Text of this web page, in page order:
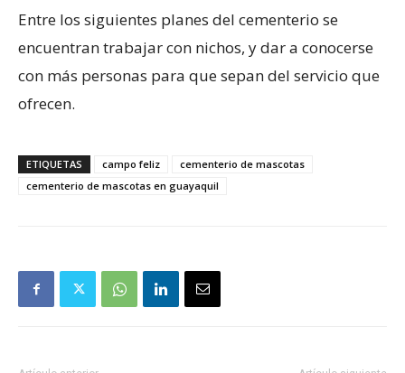
Entre los siguientes planes del cementerio se
encuentran trabajar con nichos, y dar a conocerse
con más personas para que sepan del servicio que
ofrecen.
ETIQUETAS campo feliz
cementerio de mascotas
cementerio de mascotas en guayaquil